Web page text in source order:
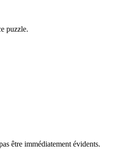
puzzle.
être immédiatement évidents.